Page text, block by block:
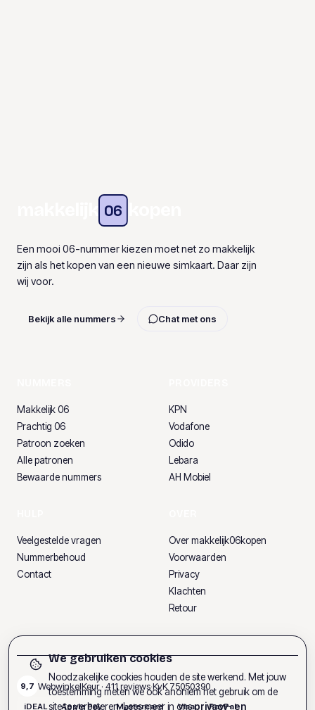
06
Een mooi 06-nummer kiezen moet net zo makkelijk
zijn als het kopen van een nieuwe simkaart. Daar zijn
wij voor.
Bekijk alle nummers Chat met ons
Makkelijk 06
Prachtig 06
Patroon zoeken
Alle patronen
Bewaarde nummers
KPN
Vodafone
Odido
Lebara
AH Mobiel
Veelgestelde vragen
Nummerbehoud
Contact
Over makkelijk06kopen
Voorwaarden
Privacy
Klachten
Retour
9,7 WebwinkelKeur · 411reviews·KvK75050390
iDEAL Apple Pay Mastercard Visa PayPal
We gebruiken cookies
Noodzakelijke cookies houden de site werkend. Met jouw
toestemming meten we ook anoniem het gebruik om de
site te verbeteren. Lees meer in onsprivacy- en